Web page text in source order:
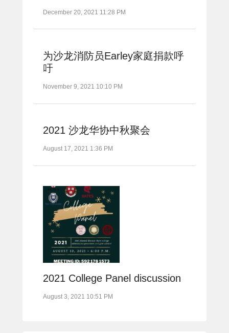
December 20, 2021 11:28 PM
为沙龙消防员Earley家庭捐款呼
吁
November 9, 2021 10:10 PM
2021 沙龙华协中秋聚会
August 17, 2021 1:36 PM
2021 College Panel discussion
August 3, 2021 10:51 PM